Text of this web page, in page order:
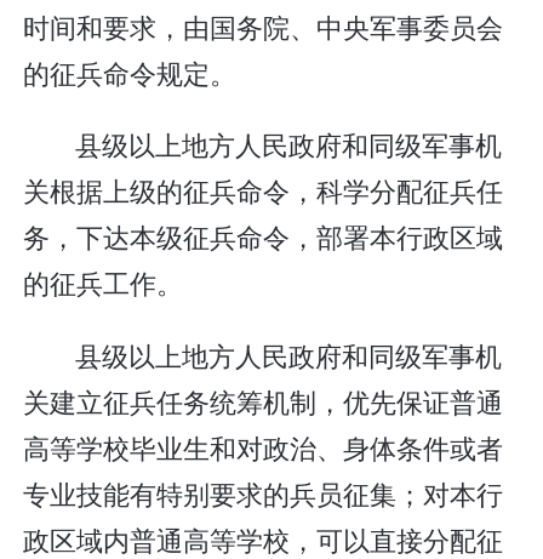
时间和要求，由国务院、中央军事委员会
的征兵命令规定。
县级以上地方人民政府和同级军事机
关根据上级的征兵命令，科学分配征兵任
务，下达本级征兵命令，部署本行政区域
的征兵工作。
县级以上地方人民政府和同级军事机
关建立征兵任务统筹机制，优先保证普通
高等学校毕业生和对政治、身体条件或者
专业技能有特别要求的兵员征集；对本行
政区域内普通高等学校，可以直接分配征